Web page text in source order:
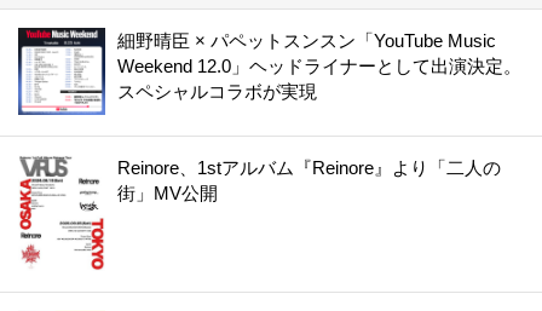
細野晴臣 × パペットスンスン「YouTube Music
Weekend 12.0」ヘッドライナーとして出演決定。
スペシャルコラボが実現
Reinore、1stアルバム『Reinore』より「二人の
街」MV公開